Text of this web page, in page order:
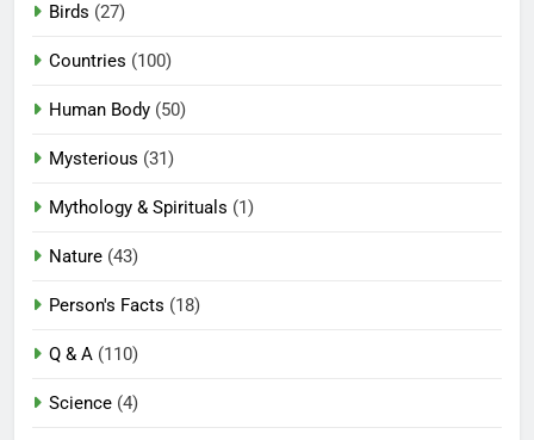
Birds (27)
Countries (100)
Human Body (50)
Mysterious (31)
Mythology & Spirituals (1)
Nature (43)
Person's Facts (18)
Q & A (110)
Science (4)